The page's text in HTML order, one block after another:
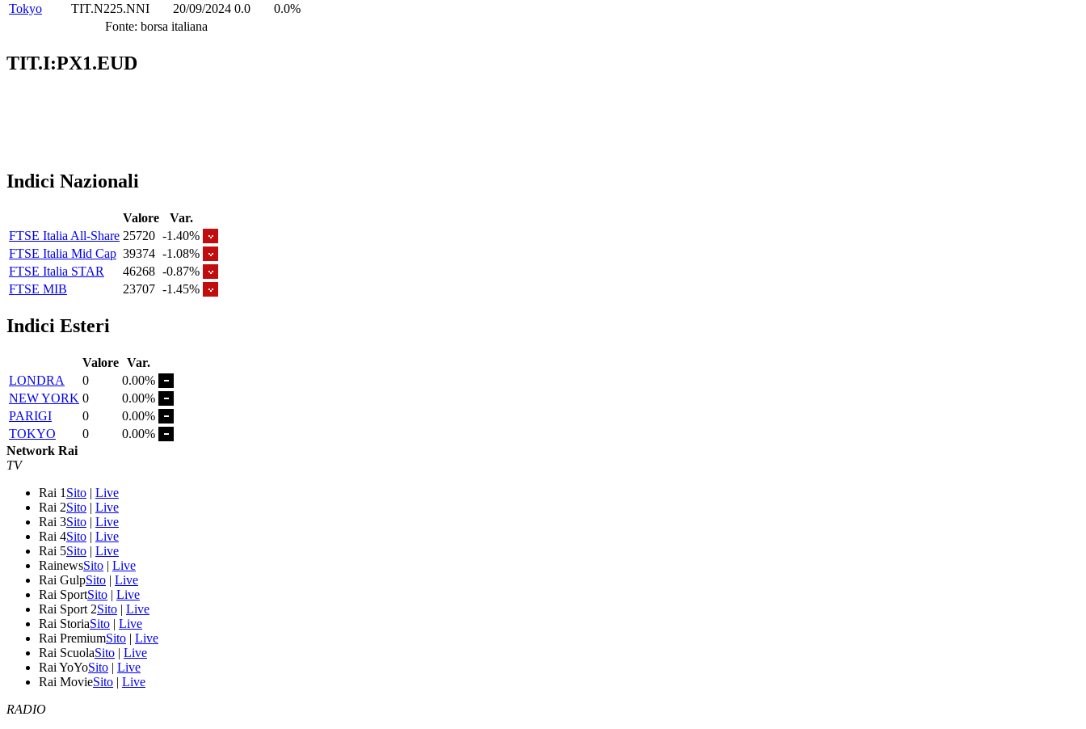
Tokyo
TIT.N225.NNI 20/09/2024 0.0
0.0%
Fonte: borsa italiana
TIT.I:PX1.EUD
Indici Nazionali
Valore
Var.
FTSE Italia All-Share 25720 -1.40%
FTSE Italia Mid Cap 39374 -1.08%
FTSE Italia STAR
46268 -0.87%
FTSE MIB
23707 -1.45%
Indici Esteri
Valore Var.
LONDRA
0
0.00%
NEW YORK 0
0.00%
PARIGI
0
0.00%
TOKYO
0
0.00%
Network Rai
TV
Rai 1 Sito | Live
Rai 2Sito | Live
Rai 3Sito | Live
Rai 4Sito | Live
Rai 5Sito | Live
RainewsSito | Live
Rai GulpSito | Live
Rai SportSito | Live
Rai Sport 2Sito | Live
Rai StoriaSito | Live
Rai PremiumSito | Live
Rai ScuolaSito | Live
Rai YoYoSito | Live
Rai MovieSito | Live
RADIO